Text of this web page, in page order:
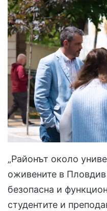
„Районът около
оживените в
безопасна и
студентите и